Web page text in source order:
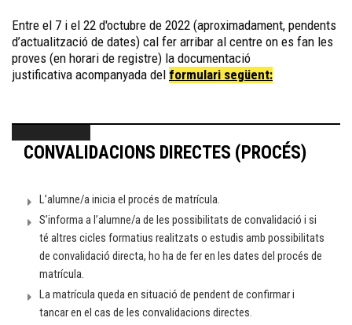
Entre el 7 i el 22 d'octubre de 2022 (aproximadament, pendents
d’actualització de dates) cal fer arribar al centre on es fan les
proves (en horari de registre) la documentació
justificativa acompanyada del formulari següent:
CONVALIDACIONS DIRECTES (PROCÉS)
L’alumne/a inicia el procés de matrícula.
S’informa a l’alumne/a de les possibilitats de convalidació i si
té altres cicles formatius realitzats o estudis amb possibilitats
de convalidació directa, ho ha de fer en les dates del procés de
matrícula.
La matrícula queda en situació de pendent de confirmar i
tancar en el cas de les convalidacions directes.